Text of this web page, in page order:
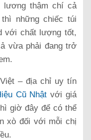
lương thậm chí cả
những chiếc túi
với chất lượng tốt,
vừa phải đang trở
– địa chỉ uy tín
Cũ Nhật với giá
giờ đây để có thể
xò đối với mỗi chị